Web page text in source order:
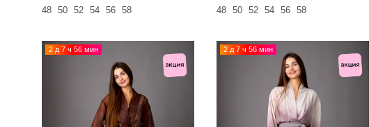
48 50 52 54 56 58
48
50 52 54 56 58
2 д 7 ч 56 мин 2 д 7 ч 56 мин